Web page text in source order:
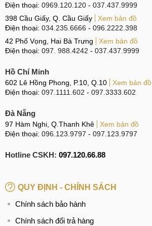
Điện thoại: 0969.120.120 - 037.437.9999
398 Cầu Giấy, Q. Cầu Giấy
Xem bản đồ
Điện thoại: 034.235.6666 - 096.2222.398
42 Phố Vọng, Hai Bà Trưng
Xem bản đồ
Điện thoại: 097. 988.4242 - 037.437.9999
Hồ Chí Minh
602 Lê Hồng Phong, P.10, Q.10
Xem bản đồ
Điện thoại: 097.1111.602 - 097.3333.602
Đà Nẵng
97 Hàm Nghi, Q.Thanh Khê
Xem bản đồ
Điện thoại: 096.123.9797 - 097.123.9797
Hotline CSKH: 097.120.66.88
QUY ĐỊNH - CHÍNH SÁCH
Chính sách bảo hành
Chính sách đổi trả hàng